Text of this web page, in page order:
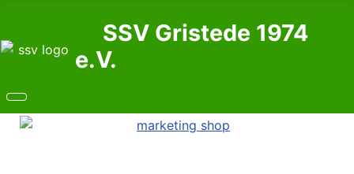
SSV Gristede 1974
e.V.